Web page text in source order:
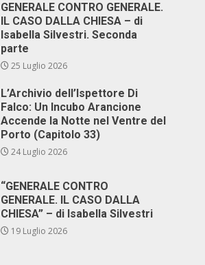
GENERALE CONTRO GENERALE.
IL CASO DALLA CHIESA – di
Isabella Silvestri. Seconda
parte
25 Luglio 2026
L’Archivio dell’Ispettore Di
Falco: Un Incubo Arancione
Accende la Notte nel Ventre del
Porto (Capitolo 33)
24 Luglio 2026
“GENERALE CONTRO
GENERALE. IL CASO DALLA
CHIESA” – di Isabella Silvestri
19 Luglio 2026